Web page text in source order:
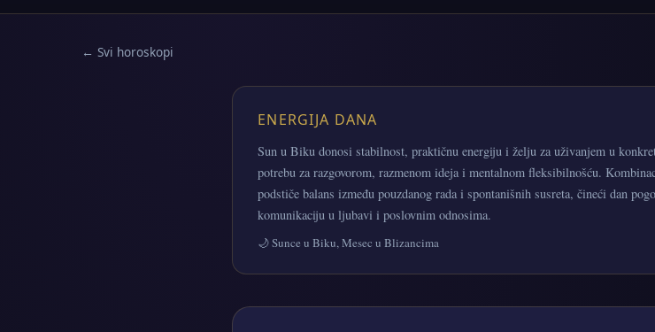
← Svi horoskopi
ENERGIJA DANA
Sun u Biku donosi stabilnost, praktičnu energiju i želju za uživanjem u
potrebu za razgovorom, razmenom ideja i mentalnom fleksibilnošću.
podstiče balans između pouzdanog rada i spontanišnih susreta, čineći dan
komunikaciju u ljubavi i poslovnim odnosima.
🌙 Sunce u Biku, Mesec u Blizancima